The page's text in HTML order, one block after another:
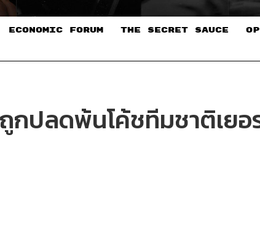
ECONOMIC FORUM THE SECRET SAUCE​
กปลดพ้นโค้ชทีมชาติเย